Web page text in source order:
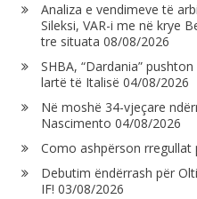
Analiza e vendimeve të
Sileksi, VAR-i me në krye
tre situata 08/08/2026
SHBA, “Dardania”
lartë të Italisë 04/08/2026
Në moshë 34-vjeçare
Nascimento 04/08/2026
Como ashpërson rregullat
Debutim ëndërrash për
IF! 03/08/2026